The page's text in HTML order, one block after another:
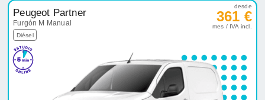
Peugeot Partner
Furgón M Manual
Diésel
desde
361 €
mes / IVA incl.